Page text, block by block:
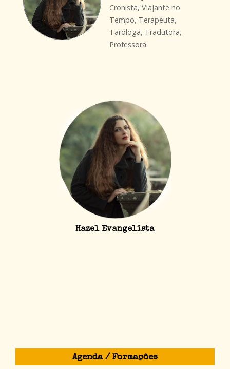
Cronista, Viajante no
Tempo, Terapeuta,
Taróloga, Tradutora,
Professora.
Hazel Evangelista
Agenda / Formações